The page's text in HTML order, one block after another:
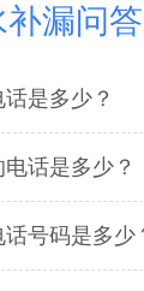
补漏问答
是多少？
话是多少？
号码是多少